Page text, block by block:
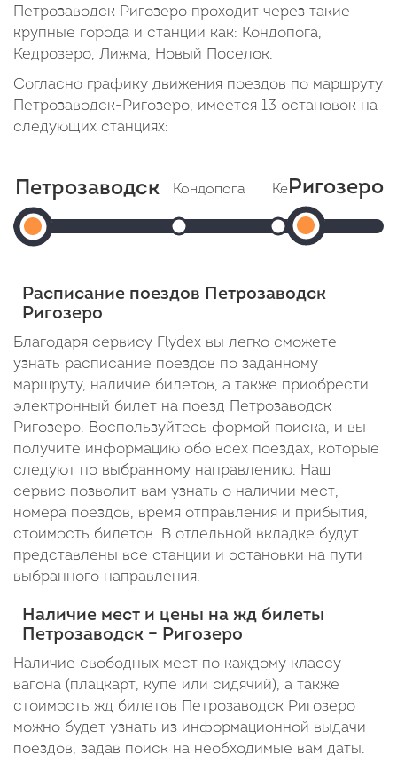
Петрозаводск Ригозеро проходит через такие
крупные города и станции как: Кондопога,
Кедрозеро, Лижма, Новый Поселок.
Согласно графику движения поездов по маршруту
Петрозаводск-Ригозеро, имеется 13 остановок на
следующих станциях:
Петрозаводск
Петрозаводск-
Пасс
12:53
Кондопога
Прибытие: 13:46
Отправление: 13:55
В пути: 53 минуты
Кедрозеро
Прибытие: 14:23
Отправление: 14:24
Ригозеро
Прибытие:
В
пути:
5
часов
41
минута
Расписание поездов Петрозаводск
Ригозеро
Благодаря сервису Flydex вы легко сможете
узнать расписание поездов по заданному
маршруту, наличие билетов, а также приобрести
электронный билет на поезд Петрозаводск
Ригозеро. Воспользуйтесь формой поиска, и вы
получите информацию обо всех поездах, которые
следуют по выбранному направлению. Наш
сервис позволит вам узнать о наличии мест,
номера поездов, время отправления и прибытия,
стоимость билетов. В отдельной вкладке будут
представлены все станции и остановки на пути
выбранного направления.
Наличие мест и цены на жд билеты
Петрозаводск – Ригозеро
Наличие свободных мест по каждому классу
вагона (плацкарт, купе или сидячий), а также
стоимость жд билетов Петрозаводск Ригозеро
можно будет узнать из информационной выдачи
поездов, задав поиск на необходимые вам даты.